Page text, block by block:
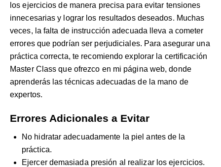
los ejercicios de manera precisa para evitar tensiones
innecesarias y lograr los resultados deseados. Muchas
veces, la falta de instrucción adecuada lleva a cometer
errores que podrían ser perjudiciales. Para asegurar una
práctica correcta, te recomiendo explorar la certificación
Master Class que ofrezco en mi página web, donde
aprenderás las técnicas adecuadas de la mano de
expertos.
Errores Adicionales a Evitar
No hidratar adecuadamente la piel antes de la
práctica.
Ejercer demasiada presión al realizar los ejercicios.